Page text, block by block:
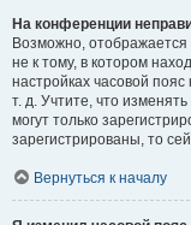
На конференции
Возможно, отображается
не к тому, в котором
настройках часовой
т. д. Учтите, что
могут только
зарегистрированы, то
Вернуться к началу